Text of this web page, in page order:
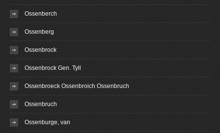
Ossenberch
Ossenberg
Ossenbrock
Ossenbrock Gen. Tyll
Ossenbroeck Ossenbroich Ossenbruch
Ossenbruch
Ossenburge, van